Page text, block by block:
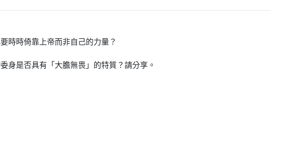
時時倚靠上帝而非自己的力量？
身是否具有「大膽無畏」的特質？請分享。